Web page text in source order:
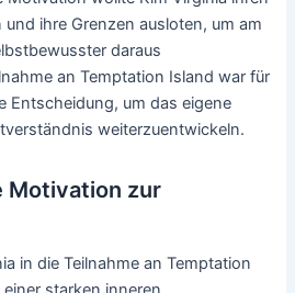
ihre Grenzen ausloten, um am
daraus
an Temptation Island war für
Entscheidung, um das eigene
weiterzuentwickeln.
Motivation zur
in die Teilnahme an Temptation